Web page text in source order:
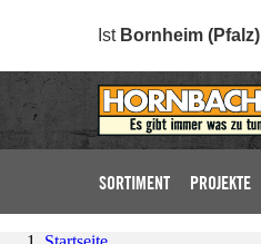
Ist Bornheim (Pfalz)
SORTIMENT PROJEKTE